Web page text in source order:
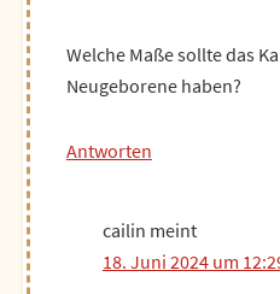
Welche Maße sollte das
Neugeborene haben?
Antworten
cailin meint
18. Juni 2024 um